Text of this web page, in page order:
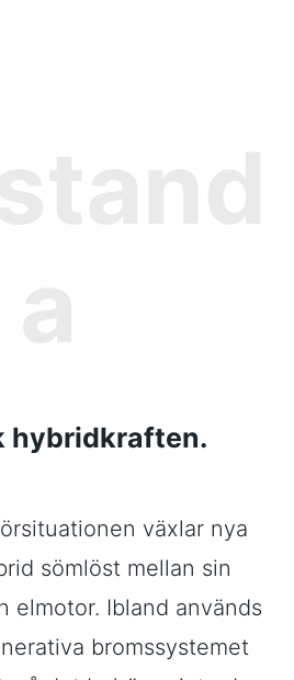
hybridkraften.
växlar nya
sömlöst mellan sin
elmotor. Ibland används
bromssystemet